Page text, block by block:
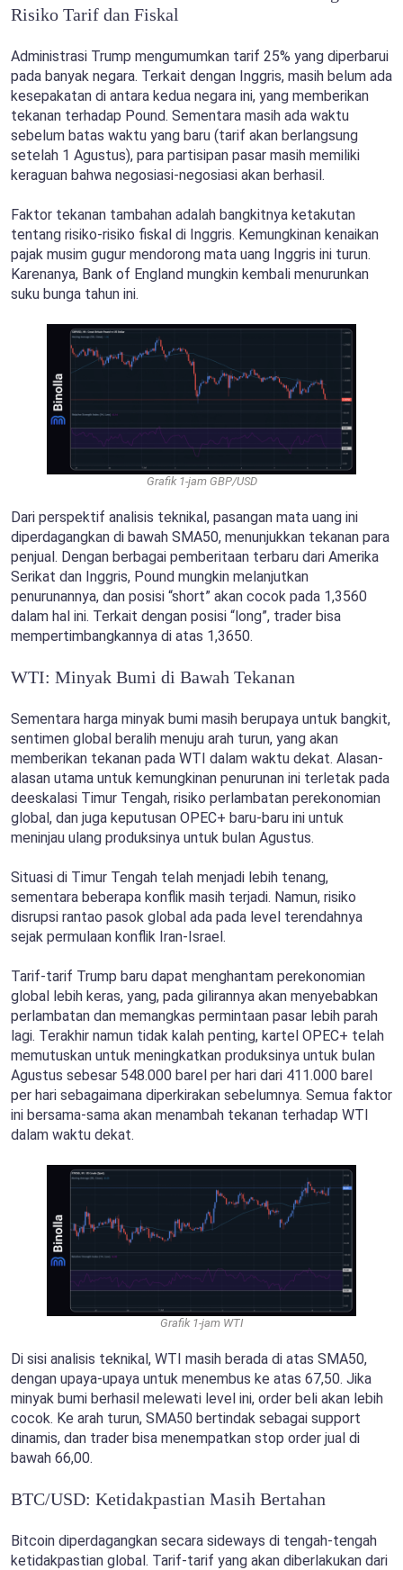
Risiko Tarif dan Fiskal
Administrasi Trump mengumumkan tarif 25% yang diperbarui
pada banyak negara. Terkait dengan Inggris, masih belum ada
kesepakatan di antara kedua negara ini, yang memberikan
tekanan terhadap Pound. Sementara masih ada waktu
sebelum batas waktu yang baru (tarif akan berlangsung
setelah 1 Agustus), para partisipan pasar masih memiliki
keraguan bahwa negosiasi-negosiasi akan berhasil.
Faktor tekanan tambahan adalah bangkitnya ketakutan
tentang risiko-risiko fiskal di Inggris. Kemungkinan kenaikan
pajak musim gugur mendorong mata uang Inggris ini turun.
Karenanya, Bank of England mungkin kembali menurunkan
suku bunga tahun ini.
Grafik 1-jam GBP/USD
Dari perspektif analisis teknikal, pasangan mata uang ini
diperdagangkan di bawah SMA50, menunjukkan tekanan para
penjual. Dengan berbagai pemberitaan terbaru dari Amerika
Serikat dan Inggris, Pound mungkin melanjutkan
penurunannya, dan posisi “short” akan cocok pada 1,3560
dalam hal ini. Terkait dengan posisi “long”, trader bisa
mempertimbangkannya di atas 1,3650.
WTI: Minyak Bumi di Bawah Tekanan
Sementara harga minyak bumi masih berupaya untuk bangkit,
sentimen global beralih menuju arah turun, yang akan
memberikan tekanan pada WTI dalam waktu dekat. Alasan-
alasan utama untuk kemungkinan penurunan ini terletak pada
deeskalasi Timur Tengah, risiko perlambatan perekonomian
global, dan juga keputusan OPEC+ baru-baru ini untuk
meninjau ulang produksinya untuk bulan Agustus.
Situasi di Timur Tengah telah menjadi lebih tenang,
sementara beberapa konflik masih terjadi. Namun, risiko
disrupsi rantao pasok global ada pada level terendahnya
sejak permulaan konflik Iran-Israel.
Tarif-tarif Trump baru dapat menghantam perekonomian
global lebih keras, yang, pada gilirannya akan menyebabkan
perlambatan dan memangkas permintaan pasar lebih parah
lagi. Terakhir namun tidak kalah penting, kartel OPEC+ telah
memutuskan untuk meningkatkan produksinya untuk bulan
Agustus sebesar 548.000 barel per hari dari 411.000 barel
per hari sebagaimana diperkirakan sebelumnya. Semua faktor
ini bersama-sama akan menambah tekanan terhadap WTI
dalam waktu dekat.
Grafik 1-jam WTI
Di sisi analisis teknikal, WTI masih berada di atas SMA50,
dengan upaya-upaya untuk menembus ke atas 67,50. Jika
minyak bumi berhasil melewati level ini, order beli akan lebih
cocok. Ke arah turun, SMA50 bertindak sebagai support
dinamis, dan trader bisa menempatkan stop order jual di
bawah 66,00.
BTC/USD: Ketidakpastian Masih Bertahan
Bitcoin diperdagangkan secara sideways di tengah-tengah
ketidakpastian global. Tarif-tarif yang akan diberlakukan dari